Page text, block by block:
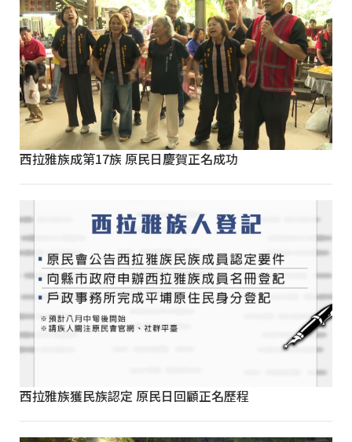
西拉雅族成第17族 原民日慶賀正名成功
西拉雅族獲民族認定 原民日回顧正名歷程